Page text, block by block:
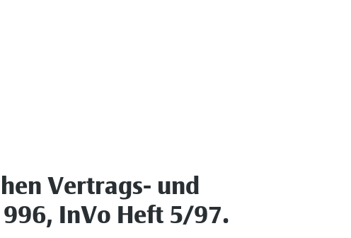
Vertrags- und
InVo Heft 5/97.